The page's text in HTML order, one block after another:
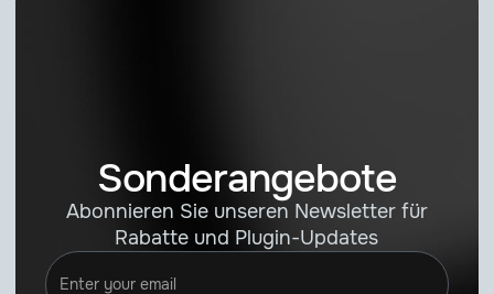
Sonderangebote
Abonnieren Sie unseren Newsletter für
Rabatte und Plugin-Updates